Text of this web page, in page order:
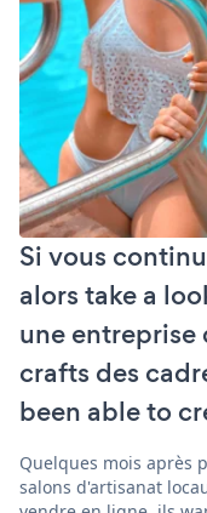
Si vous
alors take a
une
crafts des
been able to
Quelques mois après
salons d'artisanat